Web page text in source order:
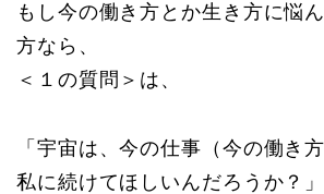
もし今の働き方とか生き方に悩
方なら、
＜１の質問＞は、
「宇宙は、今の仕事（今の働き
私に続けてほしいんだろうか？